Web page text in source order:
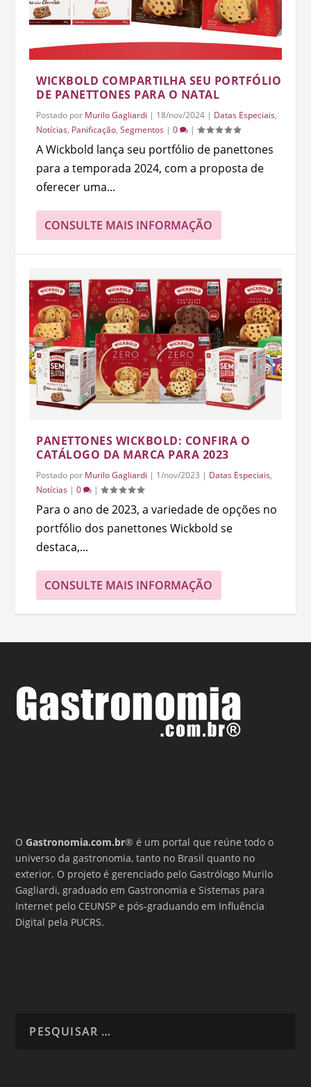
WICKBOLD COMPARTILHA SEU PORTFÓLIO
DE PANETTONES PARA O NATAL
Postado por Murilo Gagliardi | 18/nov/2024 | Datas Especiais,
Notícias, Panificação,Segmentos |0 |
A Wickbold lança seu portfólio de panettones
para a temporada 2024, com a proposta de
oferecer uma...
CONSULTE MAIS INFORMAÇÃO
PANETTONES WICKBOLD: CONFIRA O
CATÁLOGO DA MARCA PARA 2023
Postado por Murilo Gagliardi | 1/nov/2023 | Datas Especiais,
Notícias |0 |
Para o ano de 2023, a variedade de opções no
portfólio dos panettones Wickbold se
destaca,...
CONSULTE MAIS INFORMAÇÃO
OGastronomia.com.br® é um portal que reúne todo o
universo da gastronomia, tanto no Brasil quanto no
exterior. O projeto é gerenciado pelo Gastrólogo Murilo
Gagliardi, graduado em Gastronomia e Sistemas para
Internet pelo CEUNSP e pós-graduando em Influência
Digital pela PUCRS.